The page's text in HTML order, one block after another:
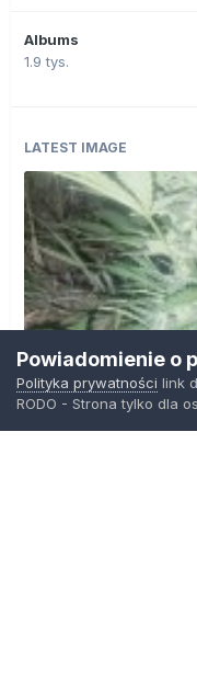
Albums
1.9 tys.
LATEST IMAGE
Powiadomienie o
Polityka prywatności link
RODO - Strona tylko dla